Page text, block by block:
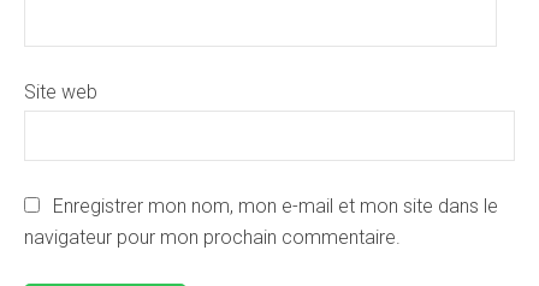
Site web
Enregistrer mon nom, mon e-mail et mon site dans le
navigateur pour mon prochain commentaire.